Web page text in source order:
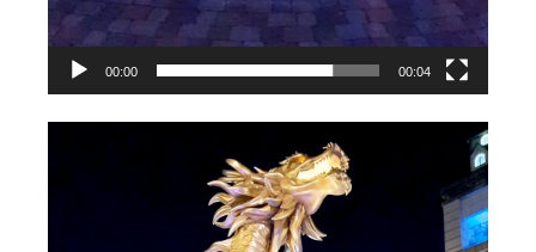
00:00 00:04